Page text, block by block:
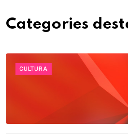
Categories
CULTURA